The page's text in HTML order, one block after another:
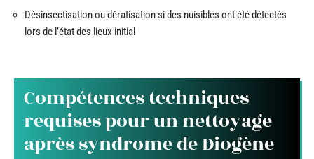
Désinsectisation ou dératisation si des nuisibles ont été détectés
lors de l’état des lieux initial
Compétences techniques
requises pour un nettoyage
après syndrome de Diogène